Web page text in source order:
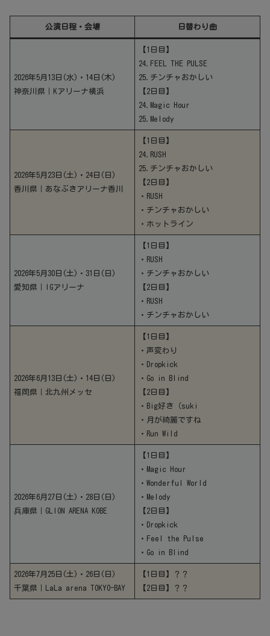
公演日程・会場 日替わり曲
2026年5月13日(水)・14日(木)
神奈川県｜Kアリーナ横浜
【1日目】
24.FEEL THE PULSE
25.チンチャおかしい
【2日目】
24.Magic Hour
25.Melody
2026年5月23日(土)・24日(日)
香川県｜あなぶきアリーナ香川
【1日目】
24.RUSH
25.チンチャおかしい
【2日目】
・RUSH
・チンチャおかしい
・ホットライン
2026年5月30日(土)・31日(日)
愛知県｜IGアリーナ
【1日目】
・RUSH
・チンチャおかしい
【2日目】
・RUSH
・チンチャおかしい
2026年6月13日(土)・14日(日)
福岡県｜北九州メッセ
【1日目】
・声変わり
・Dropkick
・Go in Blind
【2日目】
・Big好き（suki
・月が綺麗ですね
・Run Wild
2026年6月27日(土)・28日(日)
兵庫県｜GLION ARENA KOBE
【1日目】
・Magic Hour
・Wonderful World
・Melody
【2日目】
・Dropkick
・Feel the Pulse
・Go in Blind
2026年7月25日(土)・26日(日)
千葉県｜LaLa arena TOKYO-BAY
【1日目】？？
【2日目】？？